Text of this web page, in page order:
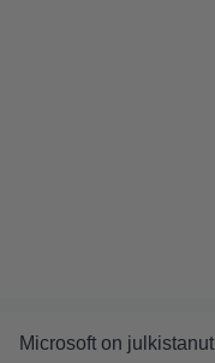
Microsoft on